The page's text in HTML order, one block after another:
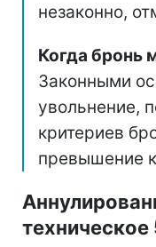
незаконно,
Когда бронь
Законными
увольнение,
критериев
превышение